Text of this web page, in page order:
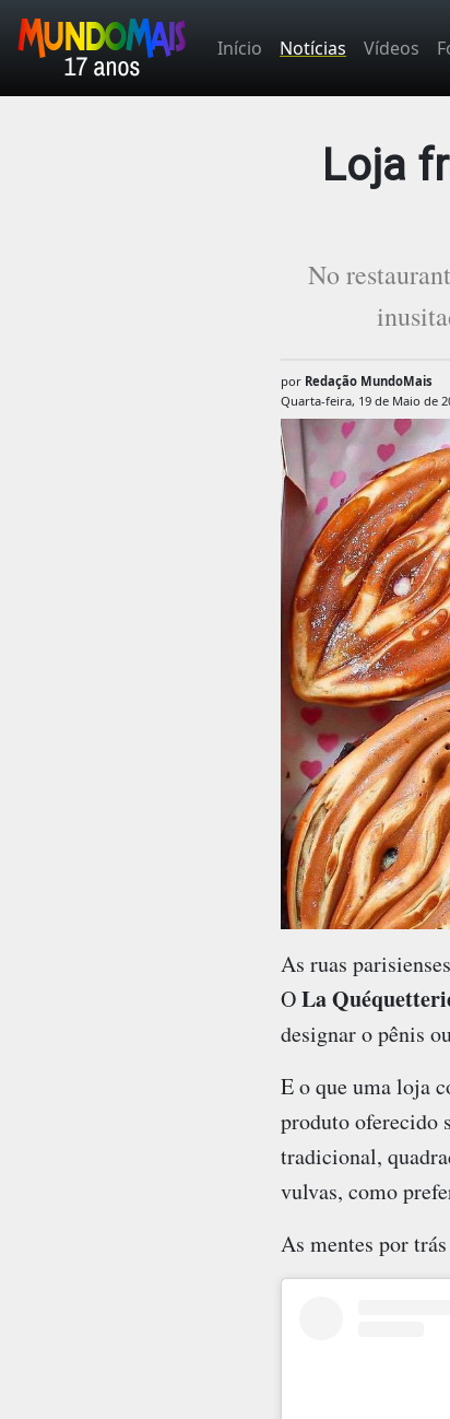
Início Notícias Vídeos
Loja
No
por Redação MundoMais
Quarta-feira, 19 de Maio de
As ruas
OLa
designar o pênis
E o que uma loja
produto oferecido
tradicional,
vulvas, como
As mentes por